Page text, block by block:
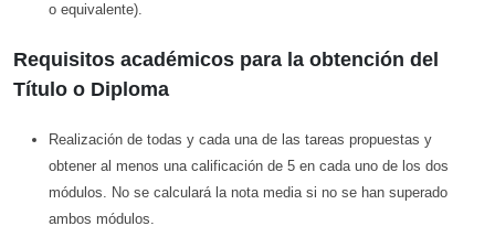
o equivalente).
Requisitos académicos para la obtención del
Título o Diploma
Realización de todas y cada una de las tareas propuestas y
obtener al menos una calificación de 5 en cada uno de los dos
módulos. No se calculará la nota media si no se han superado
ambos módulos.